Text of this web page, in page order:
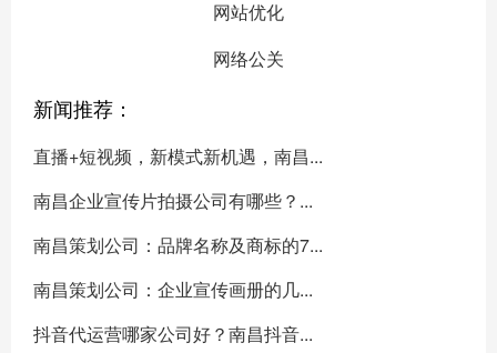
网站优化
网络公关
新闻推荐：
直播+短视频，新模式新机遇，南昌...
南昌企业宣传片拍摄公司有哪些？...
南昌策划公司：品牌名称及商标的7...
南昌策划公司：企业宣传画册的几...
抖音代运营哪家公司好？南昌抖音...